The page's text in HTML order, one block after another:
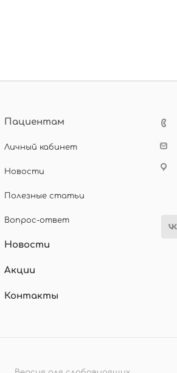
Пациентам
Личный кабинет
Новости
Полезные статьи
Вопрос-ответ
Новости
Акции
Контакты